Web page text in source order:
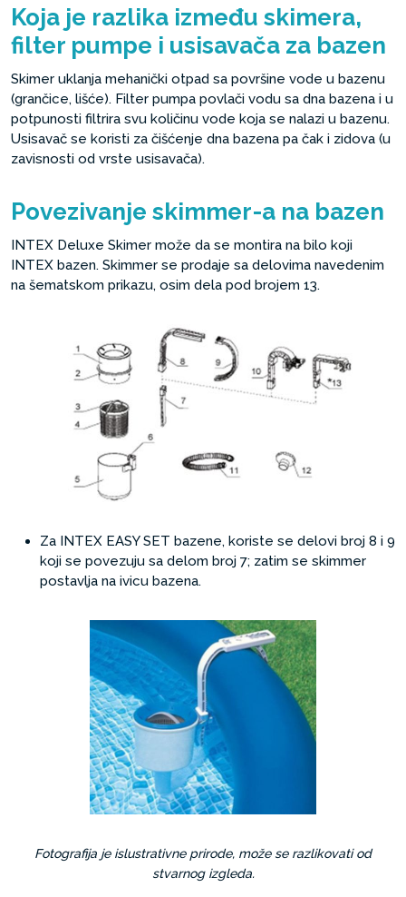
Koja je razlika između skimera,
filter pumpe i usisavača za bazen
Skimer uklanja mehanički otpad sa površine vode u bazenu
(grančice, lišće). Filter pumpa povlači vodu sa dna bazena i u
potpunosti filtrira svu količinu vode koja se nalazi u bazenu.
Usisavač se koristi za čišćenje dna bazena pa čak i zidova (u
zavisnosti od vrste usisavača).
Povezivanje skimmer-a na bazen
INTEX Deluxe Skimer može da se montira na bilo koji
INTEX bazen. Skimmer se prodaje sa delovima navedenim
na šematskom prikazu, osim dela pod brojem 13.
Za INTEX EASY SET bazene, koriste se delovi broj 8 i 9
koji se povezuju sa delom broj 7; zatim se skimmer
postavlja na ivicu bazena.
Fotografija je islustrativne prirode, može se razlikovati od
stvarnog izgleda.